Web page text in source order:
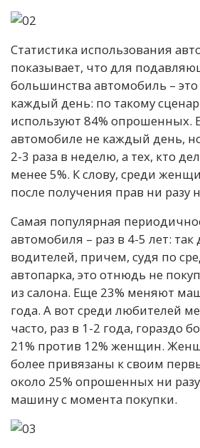
Статистика использования
показывает, что для
большинства автомобиль –
каждый день: по такому
используют 84% опрошенных.
автомобиле не каждый день,
2-3 раза в неделю, а тех, кто
менее 5%. К слову, среди
после получения прав ни разу
Самая популярная
автомобиля – раз в 4-5 лет:
водителей, причем, судя по
автопарка, это отнюдь не
из салона. Еще 23% меняют
года. А вот среди любителей
часто, раз в 1-2 года, гораздо
21% против 12% женщин.
более привязаны к своим
около 25% опрошенных ни
машину с момента покупки.